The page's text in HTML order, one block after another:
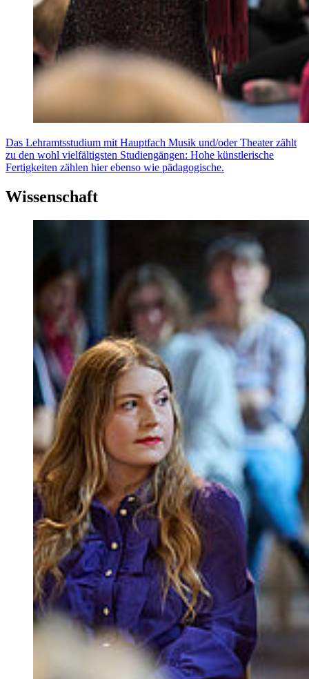
Das Lehramtsstudium mit Hauptfach Musik und/oder Theater zählt
zu den wohl vielfältigsten Studiengängen: Hohe künstlerische
Fertigkeiten zählen hier ebenso wie pädagogische.
Wissenschaft